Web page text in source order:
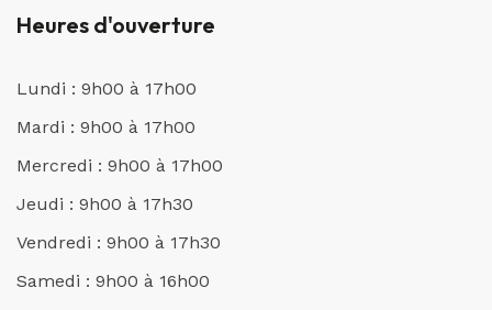
Heures d'ouverture
Lundi : 9h00 à 17h00
Mardi : 9h00 à 17h00
Mercredi : 9h00 à 17h00
Jeudi : 9h00 à 17h30
Vendredi : 9h00 à 17h30
Samedi : 9h00 à 16h00